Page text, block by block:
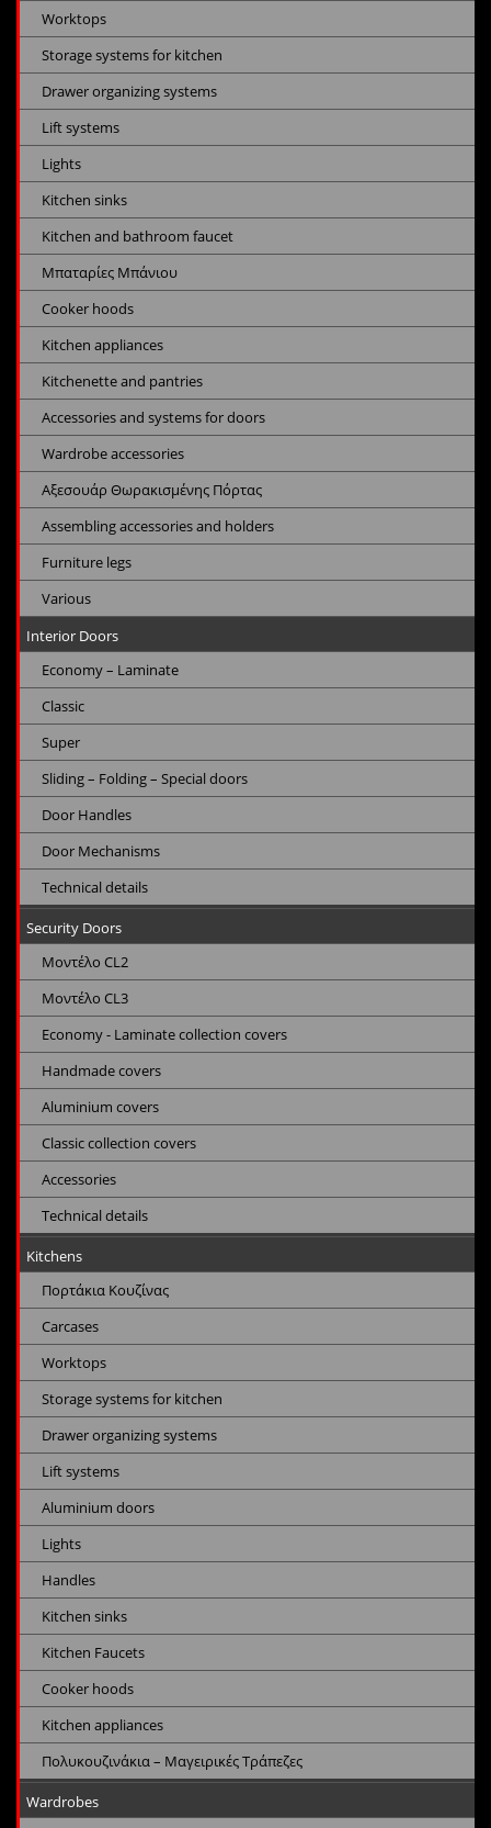
Worktops
Storage systems for kitchen
Drawer organizing systems
Lift systems
Lights
Kitchen sinks
Kitchen and bathroom faucet
Μπαταρίες Μπάνιου
Cooker hoods
Kitchen appliances
Kitchenette and pantries
Accessories and systems for doors
Wardrobe accessories
Αξεσουάρ Θωρακισμένης Πόρτας
Assembling accessories and holders
Furniture legs
Various
Interior Doors
Economy – Laminate
Classic
Super
Sliding – Folding – Special doors
Door Handles
Door Mechanisms
Technical details
Security Doors
Μοντέλο CL2
Μοντέλο CL3
Economy - Laminate collection covers
Handmade covers
Aluminium covers
Classic collection covers
Accessories
Technical details
Kitchens
Πορτάκια Κουζίνας
Carcases
Worktops
Storage systems for kitchen
Drawer organizing systems
Lift systems
Aluminium doors
Lights
Handles
Kitchen sinks
Kitchen Faucets
Cooker hoods
Kitchen appliances
Πολυκουζινάκια – Μαγειρικές Τράπεζες
Wardrobes